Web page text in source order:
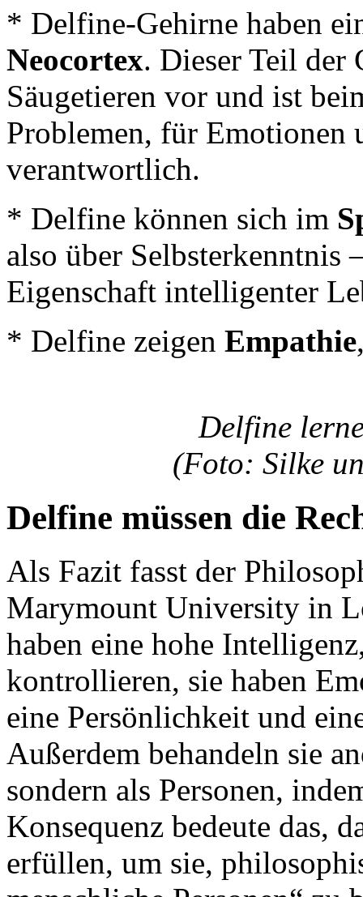
* Delfine-Gehirne haben
Neocortex. Dieser Teil
Säugetieren vor und ist
Problemen, für Emotionen
verantwortlich.
* Delfine können sich im
also über Selbsterkenntnis
Eigenschaft intelligenter
* Delfine zeigen Empathie
Delfine
(Foto: Silke
Delfine müssen die
Als Fazit fasst der
Marymount University in
haben eine hohe
kontrollieren, sie haben
eine Persönlichkeit und
Außerdem behandeln sie
sondern als Personen,
Konsequenz bedeute das,
erfüllen, um sie,